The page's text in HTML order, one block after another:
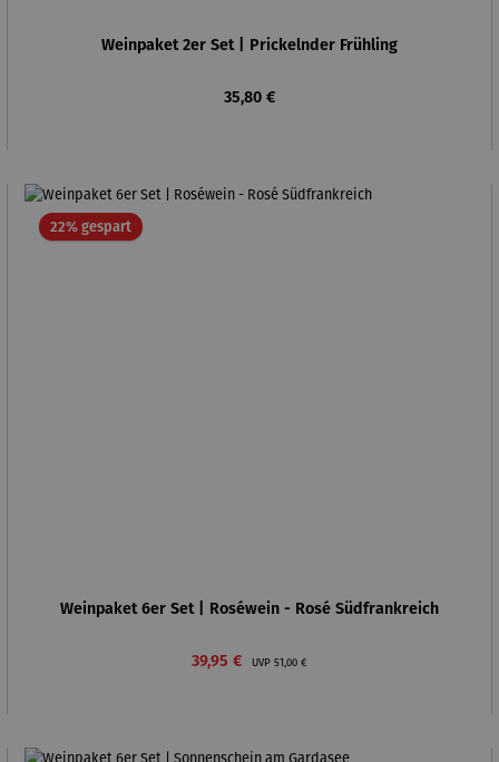
Weinpaket 2er Set | Prickelnder Frühling
Regulärer Preis:
35,80 €
22% gespartRabatt
Weinpaket 6er Set | Roséwein - Rosé Südfrankreich
Verkaufspreis:
39,95 € UVP Regulärer Preis:
51,00 €